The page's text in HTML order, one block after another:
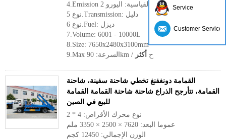
4.Emission القياسية: اليورو 2
نوع 5.Transmission: دليل
نوع 6.Fuel: ديزل
7.Volume: 6001 - 10000L
8.Size: 7650x2480x3100mm
9.Max السرعة: 90km / ح أكثر
القمامة دونغفنغ تخطي شاحنة سفينة، شاحنة
القمامة، تتأرجح الذراع شاحنة شاحنة القمامة القمامة
للبيع في الصين
عموما البعد: 7620 × 2500 × 3350 ملم
الوزن الإجمالي: 12450 كجم
Service
Customer Service